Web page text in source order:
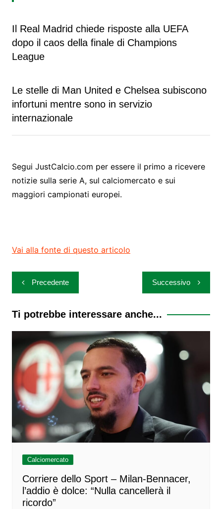
Il Real Madrid chiede risposte alla UEFA
dopo il caos della finale di Champions
League
Le stelle di Man United e Chelsea subiscono
infortuni mentre sono in servizio
internazionale
Segui JustCalcio.com per essere il primo a ricevere
notizie sulla serie A, sul calciomercato e sui
maggiori campionati europei.
Vai alla fonte di questo articolo
Navigazione
articoli
Precedente Successivo
Ti potrebbe interessare anche...
Calciomercato
Corriere dello Sport – Milan-Bennacer,
l’addio è dolce: “Nulla cancellerà il
ricordo”